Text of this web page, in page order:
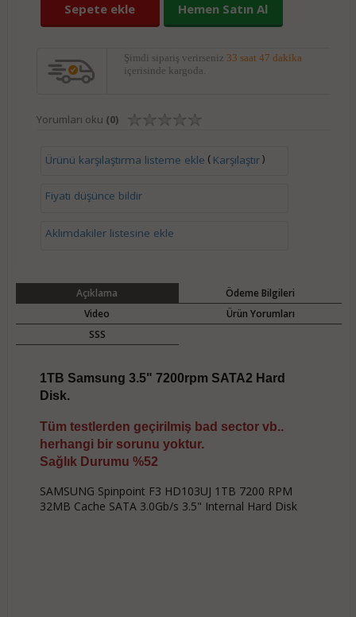
Sepete ekle Hemen Satın Al
Şimdi sipariş verirseniz 33 saat 47 dakika
içerisinde kargoda.
Yorumları oku (0)
Ürünü karşılaştırma listeme ekle ( Karşılaştır)
Fiyatı düşünce bildir
Aklımdakiler listesine ekle
Açıklama
Ödeme Bilgileri
Video
Ürün Yorumları
SSS
1TB Samsung 3.5" 7200rpm SATA2 Hard
Disk.
Tüm testlerden geçirilmiş bad sector vb..
herhangi bir sorunu yoktur.
Sağlık Durumu %52
SAMSUNG Spinpoint F3 HD103UJ 1TB 7200 RPM
32MB Cache SATA 3.0Gb/s 3.5" Internal Hard Disk